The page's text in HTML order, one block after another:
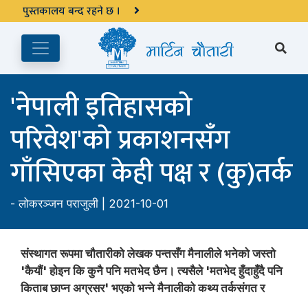
अङ्ग्रेजी महिनाको प्रत्येक दोस्रो र चौथो शुक्रबार मार्टिन चौतारी र यसको
पुस्तकालय बन्द रहने छ ।
'नेपाली इतिहासको
परिवेश'को प्रकाशनसँग
गाँसिएका केही पक्ष र (कु)तर्क
-लोकरञ्‍जन पराजुली | 2021-10-01
संस्थागत रूपमा चौतारीको लेखक पन्तसँग मैनालीले भनेको जस्तो
'कैयौं' होइन कि कुनै पनि मतभेद छैन। त्यसैले 'मतभेद हुँदाहुँदै पनि
किताब छाप्न अग्रसर' भएको भन्ने मैनालीको कथ्य तर्कसंगत र